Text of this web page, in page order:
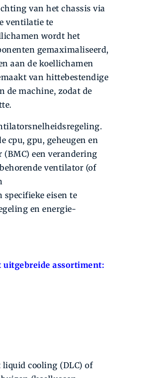
van het chassis via
ventilatie te
wordt het
gemaximaliseerd,
aan de koellichamen
van hittebestendige
de machine, zodat de
cpu, gpu, geheugen en
een verandering
ventilator (of
eisen te
en energie-
uitgebreide assortiment:
cooling (DLC) of